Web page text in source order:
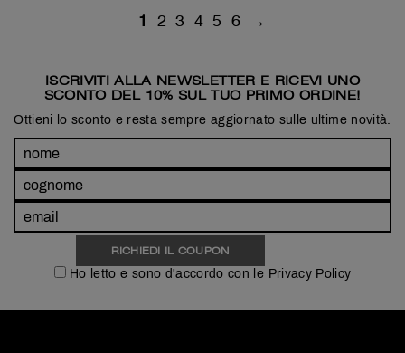
1 2 3 4 5 6 →
ISCRIVITI ALLA NEWSLETTER E RICEVI UNO
SCONTO DEL 10% SUL TUO PRIMO ORDINE!
Ottieni lo sconto e resta sempre aggiornato sulle ultime novità.
Ho letto e sono d'accordo con le Privacy Policy